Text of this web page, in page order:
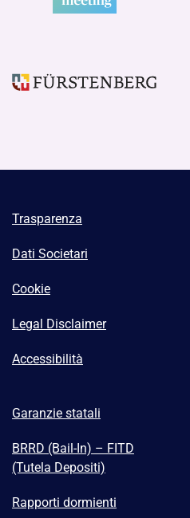
Trasparenza
Dati Societari
Cookie
Legal Disclaimer
Accessibilità
Garanzie statali
BRRD (Bail-In) – FITD
(Tutela Depositi)
Rapporti dormienti